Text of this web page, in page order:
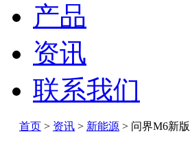
产品
资讯
联系我们
首页 > 资讯 > 新能源 > 问界M6新